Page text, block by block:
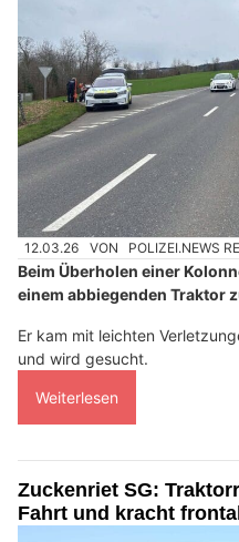
12.03.26 VON POLIZEI.NEWS
Beim Überholen einer
einem abbiegenden Traktor
Er kam mit leichten
und wird gesucht.
Weiterlesen
Zuckenriet SG:
Fahrt und kracht